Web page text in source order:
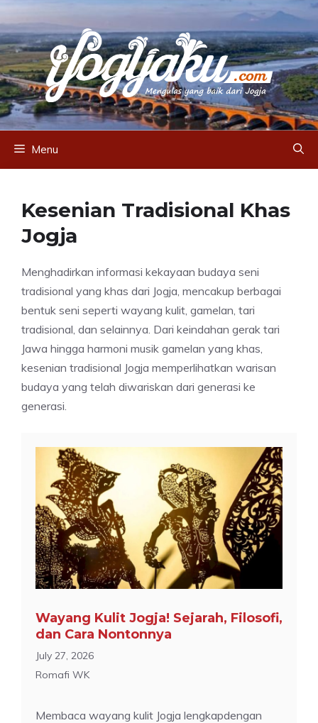
to
content
Menu
Kesenian Tradisional Khas
Jogja
Menghadirkan informasi kekayaan budaya seni
tradisional yang khas dari Jogja, mencakup berbagai
bentuk seni seperti wayang kulit, gamelan, tari
tradisional, dan selainnya. Dari keindahan gerak tari
Jawa hingga harmoni musik gamelan yang khas,
kesenian tradisional Jogja memperlihatkan warisan
budaya yang telah diwariskan dari generasi ke
generasi.
Wayang Kulit Jogja! Sejarah, Filosofi,
dan Cara Nontonnya
July 27, 2026
Romafi WK
Membaca wayang kulit Jogja lengkapdengan